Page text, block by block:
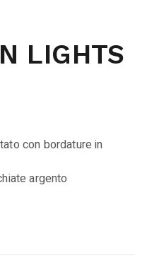
LIGHTS
con bordature in
argento